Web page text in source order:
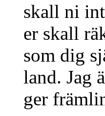
skall ni
er skall
som dig
land. Jag
ger